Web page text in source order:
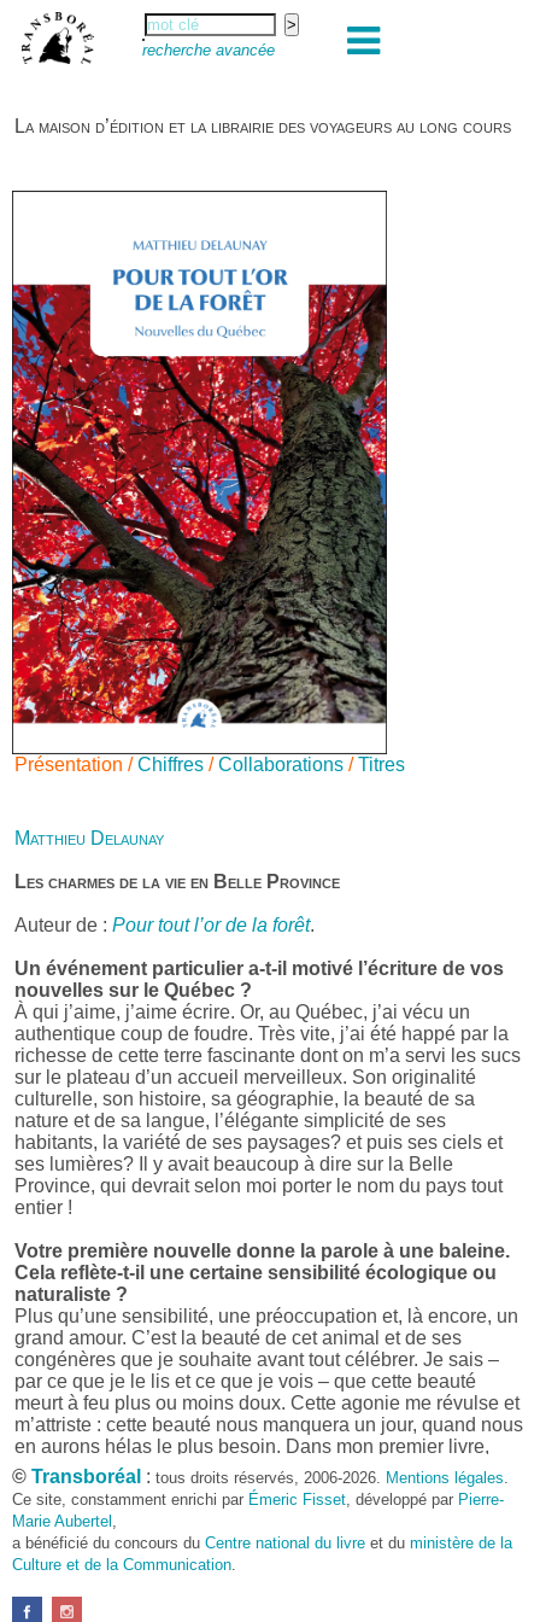
recherche avancée
La maison d’édition et la librairie des voyageurs au long cours
Présentation /Chiffres /Collaborations /Titres
Matthieu Delaunay
Les charmes de la vie en Belle Province
Auteur de : Pour tout l’or de la forêt.
Un événement particulier a-t-il motivé l’écriture de vos
nouvelles sur le Québec ?
À qui j’aime, j’aime écrire. Or, au Québec, j’ai vécu un
authentique coup de foudre. Très vite, j’ai été happé par la
richesse de cette terre fascinante dont on m’a servi les sucs
sur le plateau d’un accueil merveilleux. Son originalité
culturelle, son histoire, sa géographie, la beauté de sa
nature et de sa langue, l’élégante simplicité de ses
habitants, la variété de ses paysages? et puis ses ciels et
ses lumières? Il y avait beaucoup à dire sur la Belle
Province, qui devrait selon moi porter le nom du pays tout
entier !
Votre première nouvelle donne la parole à une baleine.
Cela reflète-t-il une certaine sensibilité écologique ou
naturaliste ?
Plus qu’une sensibilité, une préoccupation et, là encore, un
grand amour. C’est la beauté de cet animal et de ses
congénères que je souhaite avant tout célébrer. Je sais –
par ce que je le lis et ce que je vois – que cette beauté
meurt à feu plus ou moins doux. Cette agonie me révulse et
m’attriste : cette beauté nous manquera un jour, quand nous
en aurons hélas le plus besoin. Dans mon premier livre,
j’avais pris goût à me mettre dans la peau d’une bête. Outre
l’intérêt de l’exercice littéraire, il me semble que cela peut
être un bon moyen pour transmettre certains messages.
Pourquoi avoir choisi le format des nouvelles plutôt
qu’un autre ?
D’abord parce que j’aime (décidément!) en lire !
© Transboréal : tous droits réservés, 2006-2026. Mentions légales
Ce site, constamment enrichi par Émeric Fisset , développé par Pierre-
Marie Aubertel
a bénéficié du concours du Centre national du livre et du ministère de la
Culture et de la Communication